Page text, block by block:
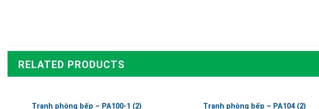
RELATED PRODUCTS
Tranh phòng bếp – PA100-1 (2) Tranh phòng bếp – PA104 (2)